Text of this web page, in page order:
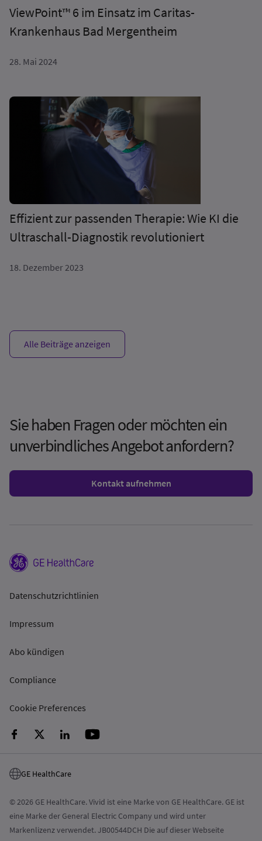
ViewPoint™ 6 im Einsatz im Caritas-
Krankenhaus Bad Mergentheim
28. Mai 2024
Effizient zur passenden Therapie: Wie KI die
Ultra­schall-Diagnostik revolutioniert
18. Dezember 2023
Alle Beiträge anzeigen
Sie haben Fragen oder möchten ein
unverbindliches Angebot anfordern?
Kontakt aufnehmen
Datenschutzrichtlinien
Impressum
Abo kündigen
Compliance
Cookie Preferences
GE HealthCare
© 2026 GE HealthCare. Vivid ist eine Marke von GE HealthCare. GE ist
eine Marke der General Electric Company und wird unter
Markenlizenz verwendet. JB00544DCH Die auf dieser Webseite